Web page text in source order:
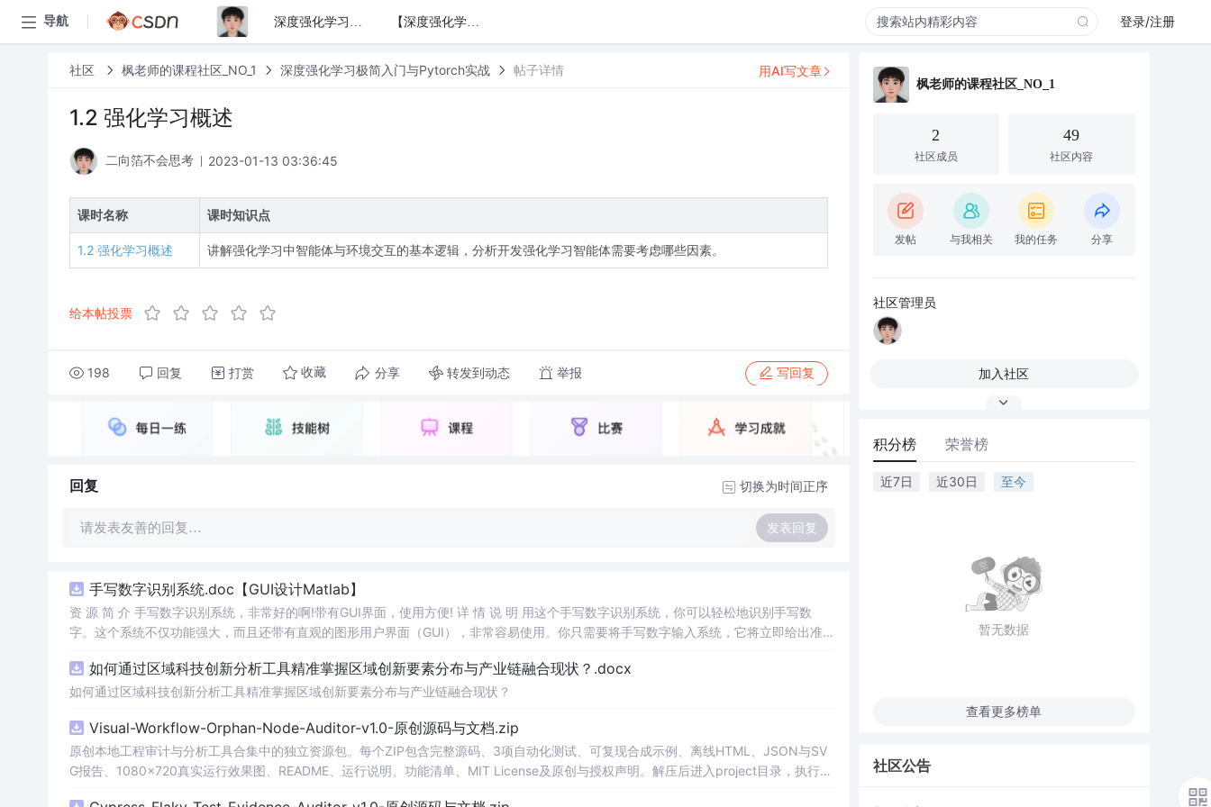
导航 深度强化学习极简入门与Pytorch实战 【深度强化学习落地指南】RL环境开发+PPO训练 登录/注册
社区 枫老师的课程社区_NO_1 深度强化学习极简入门与Pytorch实战 帖子详情
1.2 强化学习概述
二向箔不会思考 2023-01-13 03:36:45
课时名称 课时知识点
1.2 强化学习概述 讲解强化学习中智能体与环境交互的基本逻辑，分析开发强化学习智能体需要考虑哪些因素。
给本帖投票
198 回复 打赏 收藏 分享 转发到动态 举报 写回复
用AI写文章
回复 切换为时间正序
请发表友善的回复… 发表回复
手写数字识别系统.doc【GUI设计Matlab】
资 源 简 介 手写数字识别系统，非常好的啊!带有GUI界面，使用方便! 详 情 说 明 用这个手写数字识别系统，你可以轻松地识别手写数
字。这个系统不仅功能强大，而且还带有直观的图形用户界面（GUI），非常容易使用。你只需要将手写数字输入系统，它将立即给出准确
便和实用的工具，你一定会喜欢它的！
如何通过区域科技创新分析工具精准掌握区域创新要素分布与产业链融合现状？.docx
如何通过区域科技创新分析工具精准掌握区域创新要素分布与产业链融合现状？
Visual-Workflow-Orphan-Node-Auditor-v1.0-原创源码与文档.zip
原创本地工程审计与分析工具合集中的独立资源包。每个ZIP包含完整源码、3项自动化测试、可复现合成示例、离线HTML、JSON与SV
G报告、1080×720真实运行效果图、README、运行说明、功能清单、MIT License及原创与授权声明。解压后进入project目录，执行np
枫老师的课程社区_NO_1
2
社区成员
49
社区内容
发帖 与我相关 我的任务 分享
社区管理员
加入社区
积分榜 荣誉榜
近7日 近30日 至今
暂无数据
查看更多榜单
社区公告